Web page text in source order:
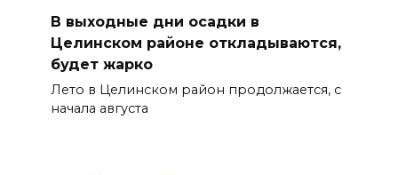
В выходные дни осадки в
Целинском районе откладываются,
будет жарко
Лето в Целинском район продолжается, с
начала августа